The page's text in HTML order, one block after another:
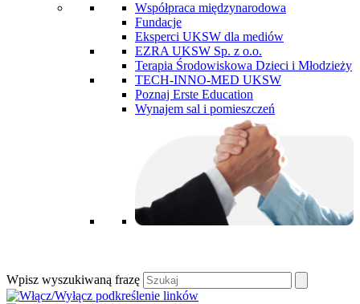
Współpraca międzynarodowa
Fundacje
Eksperci UKSW dla mediów
EZRA UKSW Sp. z o.o.
Terapia Środowiskowa Dzieci i Młodzieży
TECH-INNO-MED UKSW
Poznaj Erste Education
Wynajem sal i pomieszczeń
Wpisz wyszukiwaną frazę